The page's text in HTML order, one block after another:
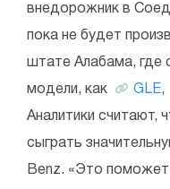
внедорожник в
пока не будет
штате Алабама, где
модели, как GLE,
Аналитики считают,
сыграть
Benz. «Это поможет